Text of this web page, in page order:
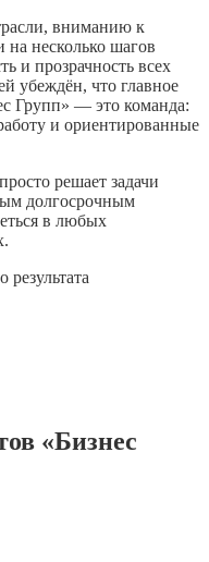
вниманию к
на несколько шагов
и прозрачность всех
убеждён, что главное
Групп» — это команда:
и ориентированные
решает задачи
долгосрочным
в любых
«Бизнес